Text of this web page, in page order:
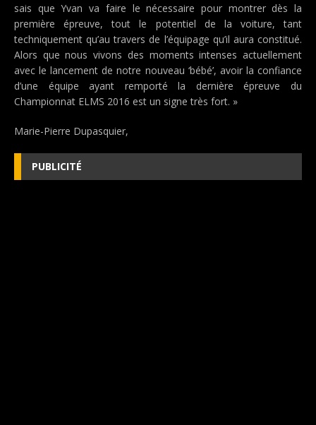
sais que Yvan va faire le nécessaire pour montrer dès la
première épreuve, tout le potentiel de la voiture, tant
techniquement qu’au travers de l’équipage qu’il aura constitué.
Alors que nous vivons des moments intenses actuellement
avec le lancement de notre nouveau ‘bébé’, avoir la confiance
d’une équipe ayant remporté la dernière épreuve du
Championnat ELMS 2016 est un signe très fort. »
Marie-Pierre Dupasquier,
PUBLICITÉ